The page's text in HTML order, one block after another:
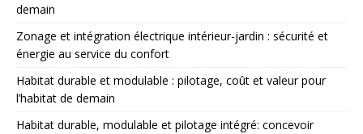
demain
Zonage et intégration électrique intérieur-jardin : sécurité et
énergie au service du confort
Habitat durable et modulable : pilotage, coût et valeur pour
l’habitat de demain
Habitat durable, modulable et pilotage intégré: concevoir